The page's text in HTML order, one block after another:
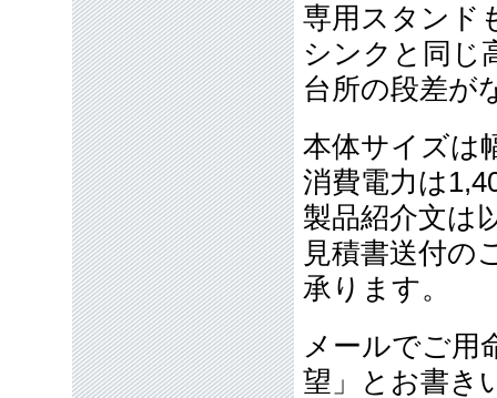
専用スタンド
シンクと同じ
台所の段差が
本体サイズは
消費電力は
製品紹介文は
見積書送付の
承ります。
メールでご用
望」とお書き